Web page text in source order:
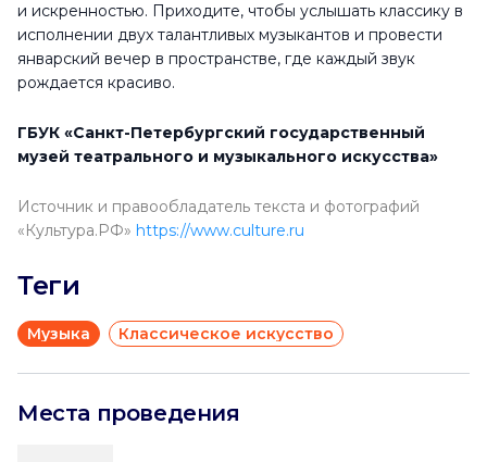
и искренностью. Приходите, чтобы услышать классику в
исполнении двух талантливых музыкантов и провести
январский вечер в пространстве, где каждый звук
рождается красиво.
ГБУК «Санкт-Петербургский государственный
музей театрального и музыкального искус­ства»
Источник и правообладатель текста и фотографий
«Культура.РФ» https://www.culture.ru
Теги
Музыка Классическое искусство
Места проведения